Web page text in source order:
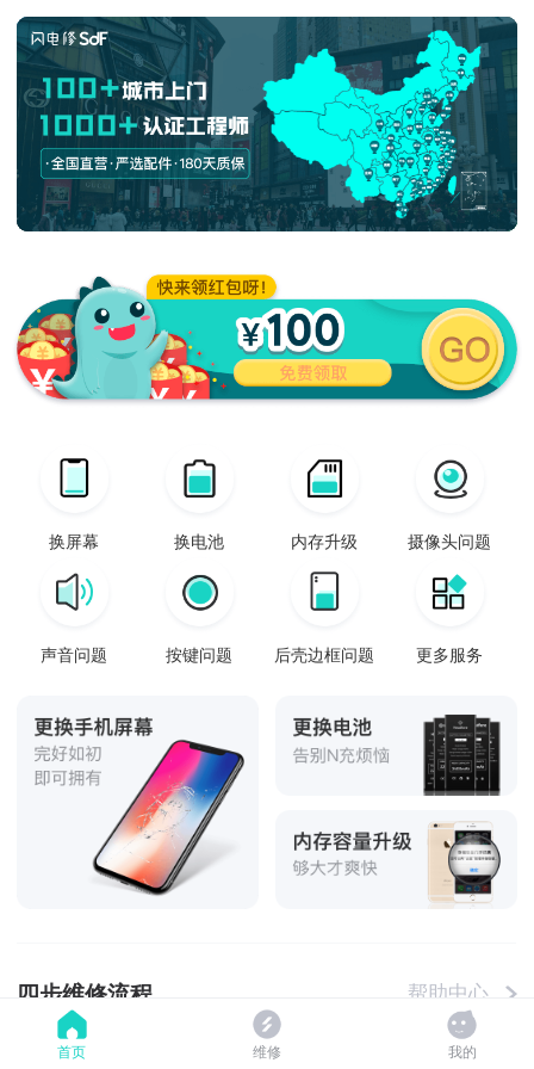
换屏幕 换电池 内存升级 摄像头问题
声音问题 按键问题 后壳边框问题 更多服务
四步维修流程 帮助中心
首页 维修 我的